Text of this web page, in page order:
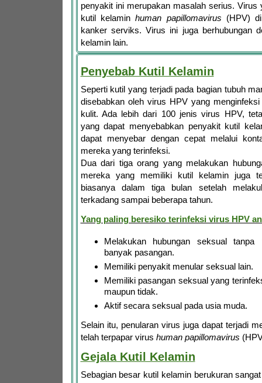
penyakit ini merupakan masalah serius. Virus
kutil kelaminhuman papillomavirus (HPV)
kanker serviks. Virus ini juga berhubungan
kelamin lain.
Penyebab Kutil Kelamin
Seperti kutil yang terjadi pada bagian tubuh
disebabkan oleh virus HPV yang
kulit. Ada lebih dari 100 jenis virus HPV,
yang dapat menyebabkan penyakit kutil
dapat menyebar dengan cepat melalui
mereka yang terinfeksi.
Dua dari tiga orang yang melakukan
mereka yang memiliki kutil kelamin juga
biasanya dalam tiga bulan setelah
terkadang sampai beberapa tahun.
Yang paling beresiko terinfeksi virus HPV
Melakukan hubungan seksual tanpa
banyak pasangan.
Memiliki penyakit menular seksual lain.
Memiliki pasangan seksual yang
maupun tidak.
Aktif secara seksual pada usia muda.
Selain itu, penularan virus juga dapat terjadi
telah terpapar virus human papillomavirus
Gejala Kutil Kelamin
Sebagian besar kutil kelamin berukuran